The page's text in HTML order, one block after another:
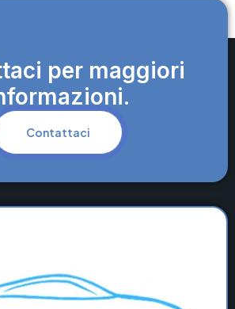
per maggiori
Contattaci